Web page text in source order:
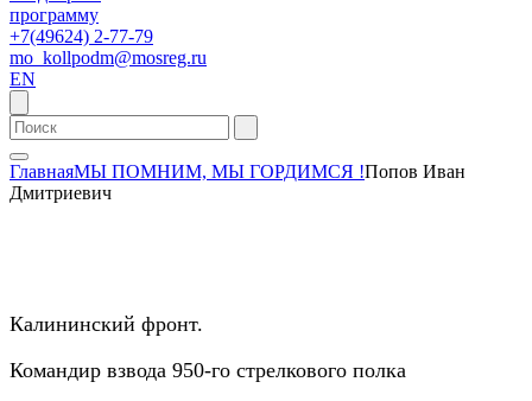
программу
+7(49624) 2-77-79
mo_kollpodm@mosreg.ru
EN
ГлавнаяМЫ ПОМНИМ, МЫ ГОРДИМСЯ !Попов Иван
Дмитриевич
Калининский фронт.
Командир взвода 950-го стрелкового полка